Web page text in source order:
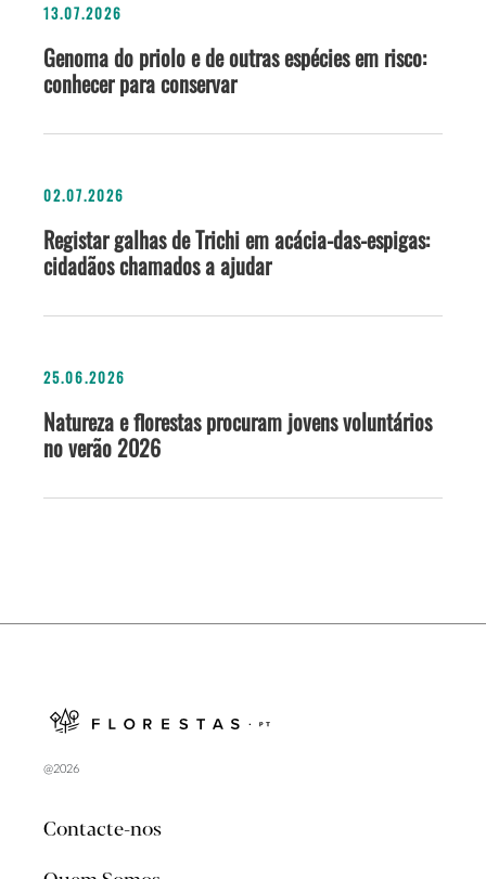
13.07.2026
Genoma do priolo e de outras espécies em risco:
conhecer para conservar
02.07.2026
Registar galhas de Trichi em acácia-das-espigas:
cidadãos chamados a ajudar
25.06.2026
Natureza e florestas procuram jovens voluntários
no verão 2026
@2026
Contacte-nos